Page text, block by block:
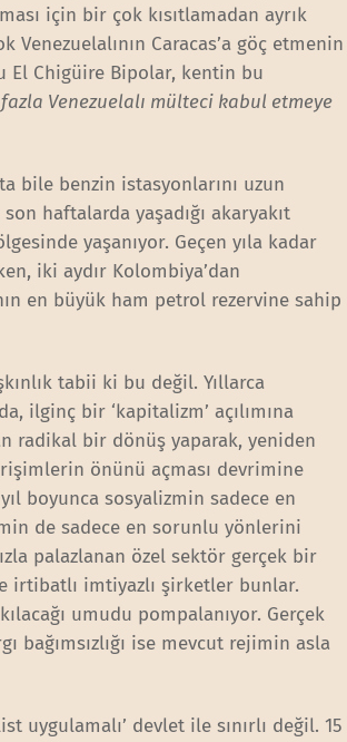
için bir çok kısıtlamadan ayrık
Caracas’a göç etmenin
El Chigüire Bipolar, kentin bu
Venezuelalı mülteci kabul etmeye
bile benzin istasyonlarını uzun
haftalarda yaşadığı akaryakıt
yaşanıyor. Geçen yıla kadar
iki aydır Kolombiya’dan
en büyük ham petrol rezervine sahip
tabii ki bu değil. Yıllarca
ilginç bir ‘kapitalizm’ açılımına
radikal bir dönüş yaparak, yeniden
önünü açması devrimine
boyunca sosyalizmin sadece en
de sadece en sorunlu yönlerini
palazlanan özel sektör gerçek bir
irtibatlı imtiyazlı şirketler bunlar.
umudu pompalanıyor. Gerçek
bağımsızlığı ise mevcut rejimin asla
uygulamalı’ devlet ile sınırlı değil. 15